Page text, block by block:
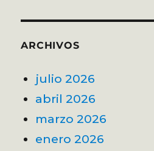
ARCHIVOS
julio 2026
abril 2026
marzo 2026
enero 2026